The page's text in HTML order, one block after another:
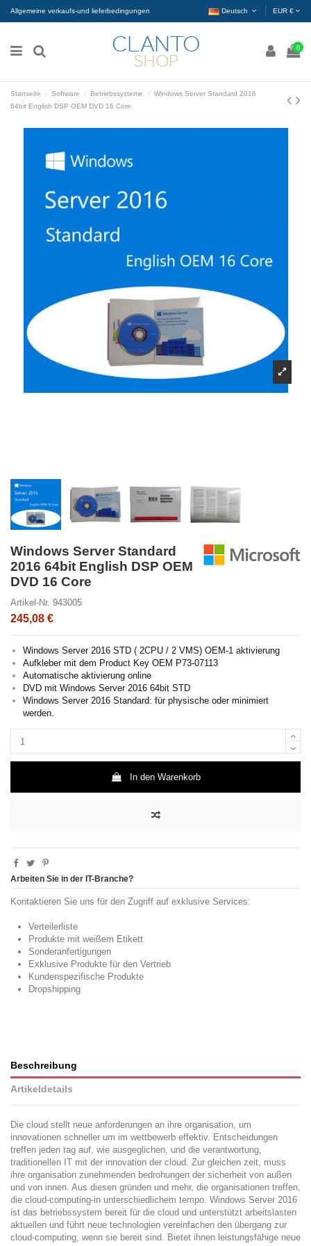
Allgemeine verkaufs-und lieferbedingungen Deutsch EUR €
0
Startseite Software Betriebssysteme
Windows Server Standard 2016
64bit English DSP OEM DVD 16 Core
Windows Server Standard
2016 64bit English DSP OEM
DVD 16 Core
Artikel-Nr. 943005
245,08 €
Windows Server 2016 STD ( 2CPU / 2 VMS) OEM-1 aktivierung
Aufkleber mit dem Product Key OEM P73-07113
Automatische aktivierung online
DVD mit Windows Server 2016 64bit STD
Windows Server 2016 Standard: für physische oder minimiert
werden.
In den Warenkorb
Arbeiten Sie in der IT-Branche?
Kontaktieren Sie uns für den Zugriff auf exklusive Services:
Verteilerliste
Produkte mit weißem Etikett
Sonderanfertigungen
Exklusive Produkte für den Vertrieb
Kundenspezifische Produkte
Dropshipping
Beschreibung
Artikeldetails
Die cloud stellt neue anforderungen an ihre organisation, um
innovationen schneller um im wettbewerb effektiv. Entscheidungen
treffen jeden tag auf, wie ausgeglichen, und die verantwortung,
traditionellen IT mit der innovation der cloud. Zur gleichen zeit, muss
ihre organisation zunehmenden bedrohungen der sicherheit von außen
und von innen. Aus diesen gründen und mehr, die organisationen treffen,
die cloud-computing-in unterschiedlichem tempo. Windows Server 2016
ist das betriebssystem bereit für die cloud und unterstützt arbeitslasten
aktuellen und führt neue technologien vereinfachen den übergang zur
cloud-computing, wenn sie bereit sind. Bietet ihnen leistungsfähige neue